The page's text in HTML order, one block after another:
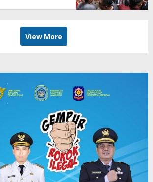
View More